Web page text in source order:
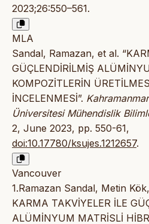
2023;26:550–561.
MLA
Sandal, Ramazan, et al.
GÜÇLENDİRİLMİŞ
KOMPOZİTLERİN
İNCELENMESİ”.
Üniversitesi Mühendislik
2, June 2023, pp. 550-61,
doi:10.17780/ksujes.1212657.
Vancouver
1.Ramazan Sandal, Metin
KARMA TAKVİYELER İLE
ALÜMİNYUM MATRİSLİ